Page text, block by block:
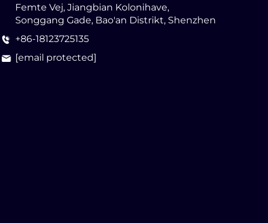
Femte Vej, Jiangbian Kolonihave,
Songgang Gade, Bao'an Distrikt, Shenzhen
+86-18123725135
[email protected]